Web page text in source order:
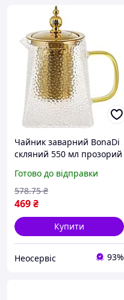
Чайник заварний BonaDi
скляний 550 мл прозорий
нержавіючої сталі
(564961)
Готово до відправки
469₴
578.75 ₴
Купити
Неосервіс 93%